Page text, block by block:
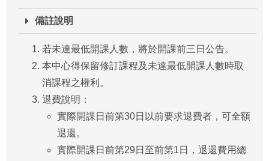
備註說明
若未達最低開課人數，將於開課前三日公告。
本中心得保留修訂課程及未達最低開課人數時取
消課程之權利。
退費說明：
實際開課日前第30日以前要求退費者，可全額
退還。
實際開課日前第29日至前第1日，退還費用總